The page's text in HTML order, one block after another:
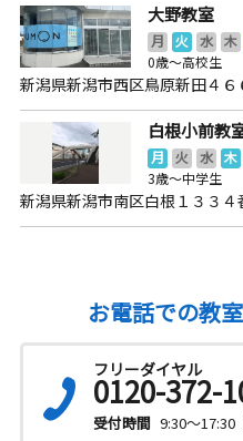
大野教室
月 火 水 木
0歳～高校生
新潟県新潟市西区鳥原新田４６
白根小前教
月 火 水 木
3歳～中学生
新潟県新潟市南区白根１３３
お電話での教
フリーダイヤル
0120-372-
受付時間 9:30～17:30